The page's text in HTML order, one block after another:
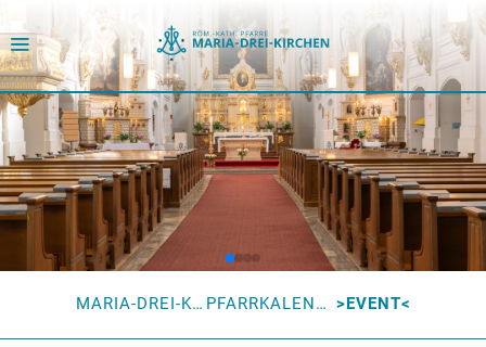
MARIA-DREI-KIRCHEN PFARRKALENDER EVENT